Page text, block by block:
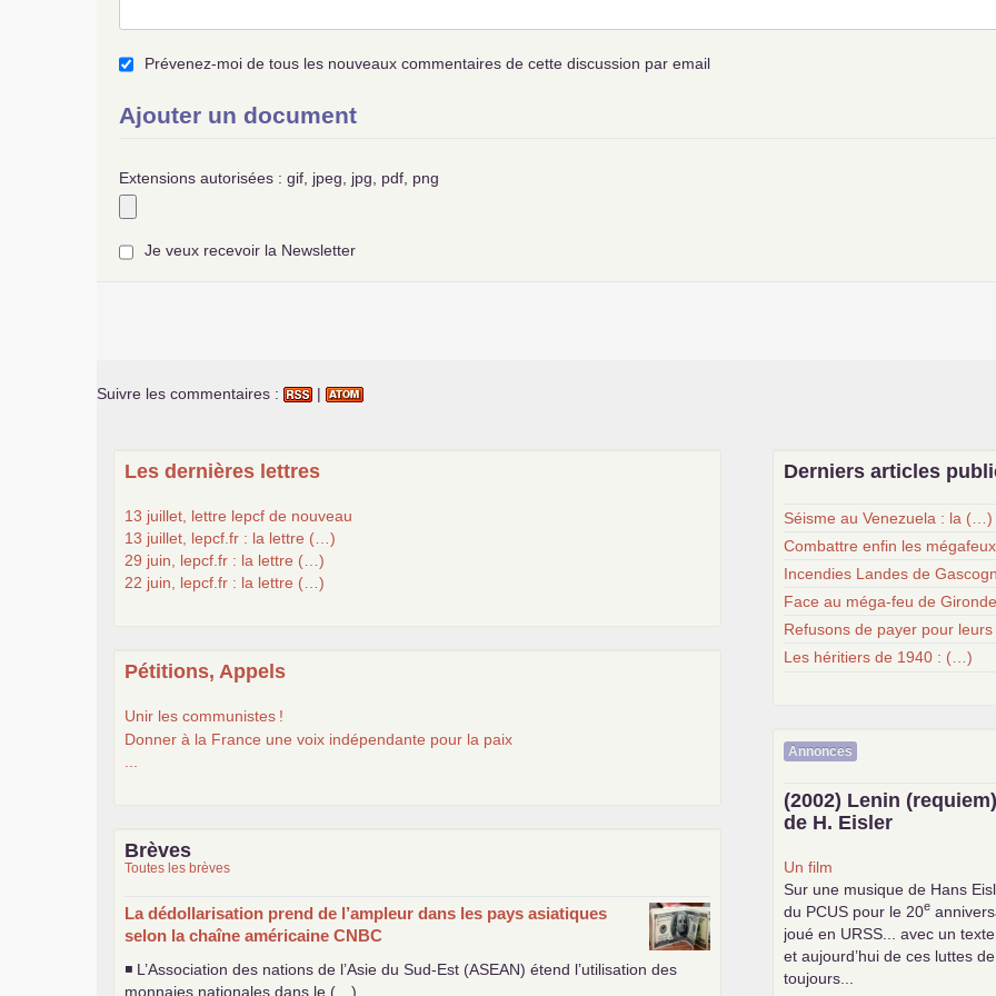
Prévenez-moi de tous les nouveaux commentaires de cette discussion par email
Ajouter un document
Extensions autorisées : gif, jpeg, jpg, pdf, png
Je veux recevoir la Newsletter
Suivre les commentaires : |
Les dernières lettres
13 juillet, lettre lepcf de nouveau
13 juillet, lepcf.fr : la lettre (…)
29 juin, lepcf.fr : la lettre (…)
22 juin, lepcf.fr : la lettre (…)
Pétitions, Appels
Unir les communistes !
Donner à la France une voix indépendante pour la paix
Brèves
Toutes les brèves
La dédollarisation prend de l’ampleur dans les pays asiatiques
selon la chaîne américaine CNBC
◾ L’Association des nations de l’Asie du Sud-Est (ASEAN) étend l’utilisation des
monnaies nationales dans le (…)
Derniers articles
Séisme au Venezuela : la (…)
Combattre enfin les mégafeux
Incendies Landes de
Face au méga-feu de
Refusons de payer pour leurs
Les héritiers de 1940 : (…)
Annonces
(2002) Lenin
de H. Eisler
Un film
Sur une musique de Hans
du PCUS pour le 20e
joué en URSS ... avec un
et aujourd’hui de ces luttes
toujours...